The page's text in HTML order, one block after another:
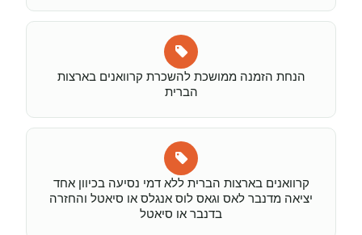
הנחת הזמנה ממושכת להשכרת קרוואנים בארצות
הברית
קרוואנים בארצות הברית ללא דמי נסיעה בכיוון אחד
יציאה מדנבר לאס וגאס לוס אנגלס או סיאטל והחזרה
בדנבר או סיאטל